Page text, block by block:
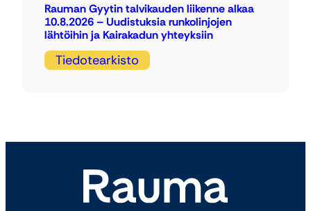
Rauman Gyytin talvikauden liikenne alkaa
10.8.2026 – Uudistuksia runkolinjojen
lähtöihin ja Kairakadun yhteyksiin
Tiedotearkisto